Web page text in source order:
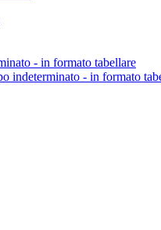
- in formato tabellare
indeterminato - in formato